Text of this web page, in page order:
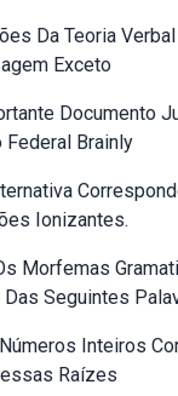
Da Teoria
Exceto
Documento
Federal Brainly
Ionizantes.
Morfemas
Seguintes
Inteiros
Raízes